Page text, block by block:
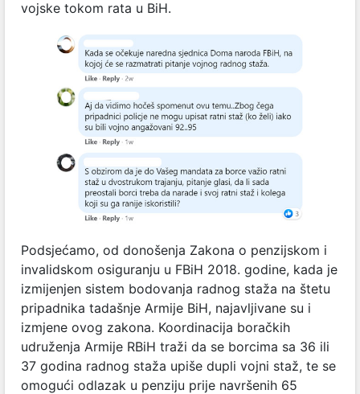
vojske tokom rata u BiH.
Podsjećamo, od donošenja Zakona o penzijskom i
invalidskom osiguranju u FBiH 2018. godine, kada je
izmijenjen sistem bodovanja radnog staža na štetu
pripadnika tadašnje Armije BiH, najavljivane su i
izmjene ovog zakona. Koordinacija boračkih
udruženja Armije RBiH traži da se borcima sa 36 ili
37 godina radnog staža upiše dupli vojni staž, te se
omogući odlazak u penziju prije navršenih 65